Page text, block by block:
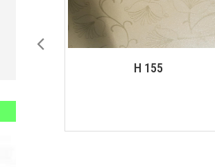
ET 01 MIRROR CABIN - DOOR